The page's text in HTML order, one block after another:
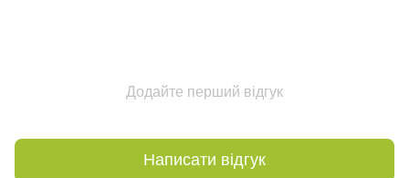
Додайте перший відгук
Написати відгук